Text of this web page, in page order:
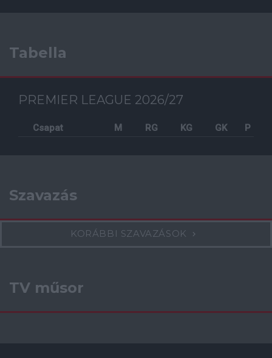
Tabella
PREMIER LEAGUE 2026/27
Csapat M RG KG GK P
Szavazás
KORÁBBI SZAVAZÁSOK
TV műsor